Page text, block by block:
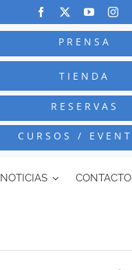
PRENSA
TIENDA
RESERVAS
CURSOS /
NOTICIAS CONTACTO